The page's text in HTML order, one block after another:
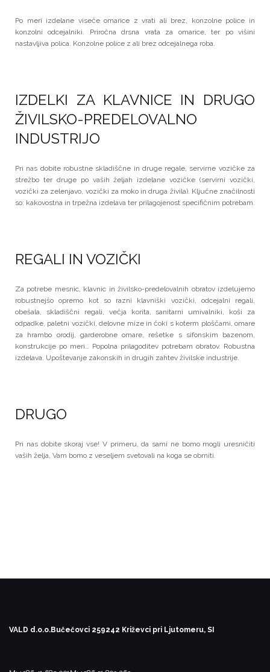
Po meri izdelane viseče omarice z vrati ali brez, konzolne police in
konzolni odcejalniki. Priročna drsna vrata za omarice, ter po višini
nastavljiva polica. Konzolne police z ali brez odcejalnega roba.
IZDELKI ZA KLAVNICE IN DRUGO
ŽIVILSKO-PREDELOVALNO
INDUSTRIJO
Pri nas dobite robustne skladiščne in druge regale, servirne vozičke za
strežbo ter druge po vaših željah izdelane vozičke (servirni vozički,
vozički za zelenjavo, vozički za moko in druga živila). Ključne značilnosti
so: kakovostna in trpežna izdelava ter prilagojenost specifičnim potrebam.
REGALI IN VOZIČKI
Za potrebe mesnic, klavnic in živilsko-predelovalnih obratov izdelujemo
robustnejšo opremo kot so razni klavniški vozički, odcejalni regali,
obešala, skladiščni regali, večja korita, sanitarni umivalniki, koši za
odpadke, paletni vozički, delovne mize in čoki s koterm ploščami, omare
za hrambo orodij, garderobne omare, rešetke s sifonskim bazenom,
konstrukcije po meri… Popolna prilagoditev potrebam obratov. Robustna
izdelava. Upoštevanje zakonskih in drugih zahtev živilske industrije.
DRUGO
Pri nas dobite skoraj vse! V primeru, da sami ne bomo mogli uresničiti
vaših želja, Vam bomo z veseljem svetovali na koga se obrniti.
VALD d.o.o.Bučečovci 259242 Križevci pri Ljutomeru, SI